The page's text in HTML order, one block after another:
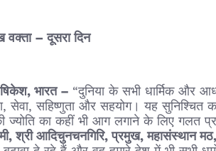
वक्ता – दूसरा दिन
भारत – “दुनिया के सभी धार्मिक और
सेवा, सहिष्णुता और सहयोग। यह सुनिश्चित
का कहीं भी आग लगाने के लिए गलत
श्री आदिचुनचनगिरि, प्रमुख, महासंस्थान